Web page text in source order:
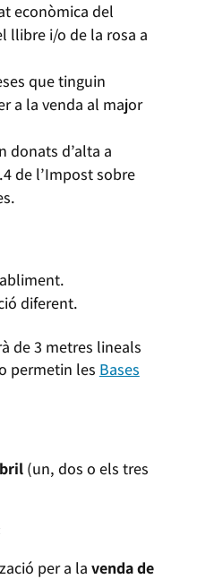
econòmica del
llibre i/o de la rosa a
que tinguin
a la venda al major
donats d’alta a
de l’Impost sobre
diferent.
de 3 metres lineals
permetin les Bases
(un, dos o els tres
per a la venda de